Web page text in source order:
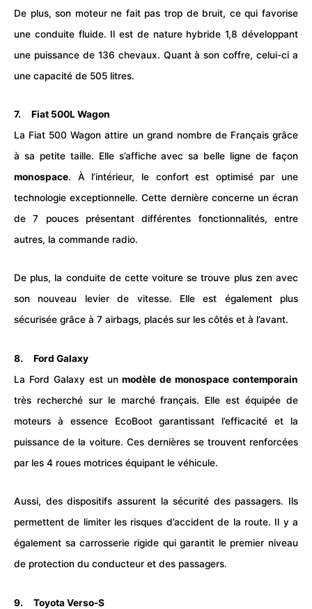
De plus, son moteur ne fait pas trop de bruit, ce qui favorise
une conduite fluide. Il est de nature hybride 1,8 développant
une puissance de 136 chevaux. Quant à son coffre, celui-ci a
une capacité de 505 litres.
7. Fiat 500L Wagon
La Fiat 500 Wagon attire un grand nombre de Français grâce
à sa petite taille. Elle s’affiche avec sa belle ligne de façon
monospace. À l’intérieur, le confort est optimisé par une
technologie exceptionnelle. Cette dernière concerne un écran
de 7 pouces présentant différentes fonctionnalités, entre
autres, la commande radio.
De plus, la conduite de cette voiture se trouve plus zen avec
son nouveau levier de vitesse. Elle est également plus
sécurisée grâce à 7 airbags, placés sur les côtés et à l’avant.
8. Ford Galaxy
La Ford Galaxy est unmodèle de monospace contemporain
très recherché sur le marchéfrançais. Elle est équipée de
moteurs à essence EcoBoot garantissant l’efficacité et la
puissance de la voiture. Ces dernières se trouvent renforcées
par les 4 roues motrices équipant le véhicule.
Aussi, des dispositifs assurent la sécurité des passagers. Ils
permettent de limiter les risques d’accident de la route. Il y a
également sa carrosserie rigide qui garantit le premier niveau
de protection du conducteur et des passagers.
9. Toyota Verso-S